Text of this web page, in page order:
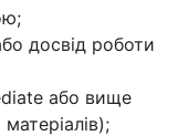
досвід роботи
або вище